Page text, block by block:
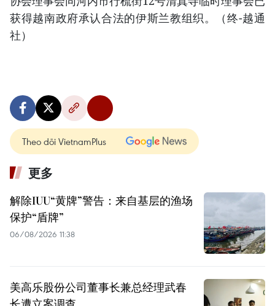
获得越南政府承认合法的伊斯兰教组织。（终-越通
社）
Theo dõi VietnamPlus
更多
解除IUU“黄牌”警告：来自基层的渔场
保护“盾牌”
06/08/2026 11:38
美高乐股份公司董事长兼总经理武春